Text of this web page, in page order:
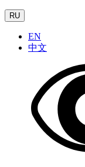
RU
EN
中文